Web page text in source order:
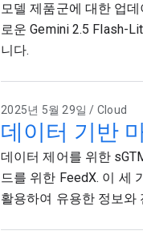
모델 제품군에 대한 업
로운 Gemini 2.5 Flash-
니다.
2025년 5월 29일 / Cloud
데이터 기반
데이터 제어를 위한
드를 위한 FeedX. 이 세
활용하여 유용한 정보와